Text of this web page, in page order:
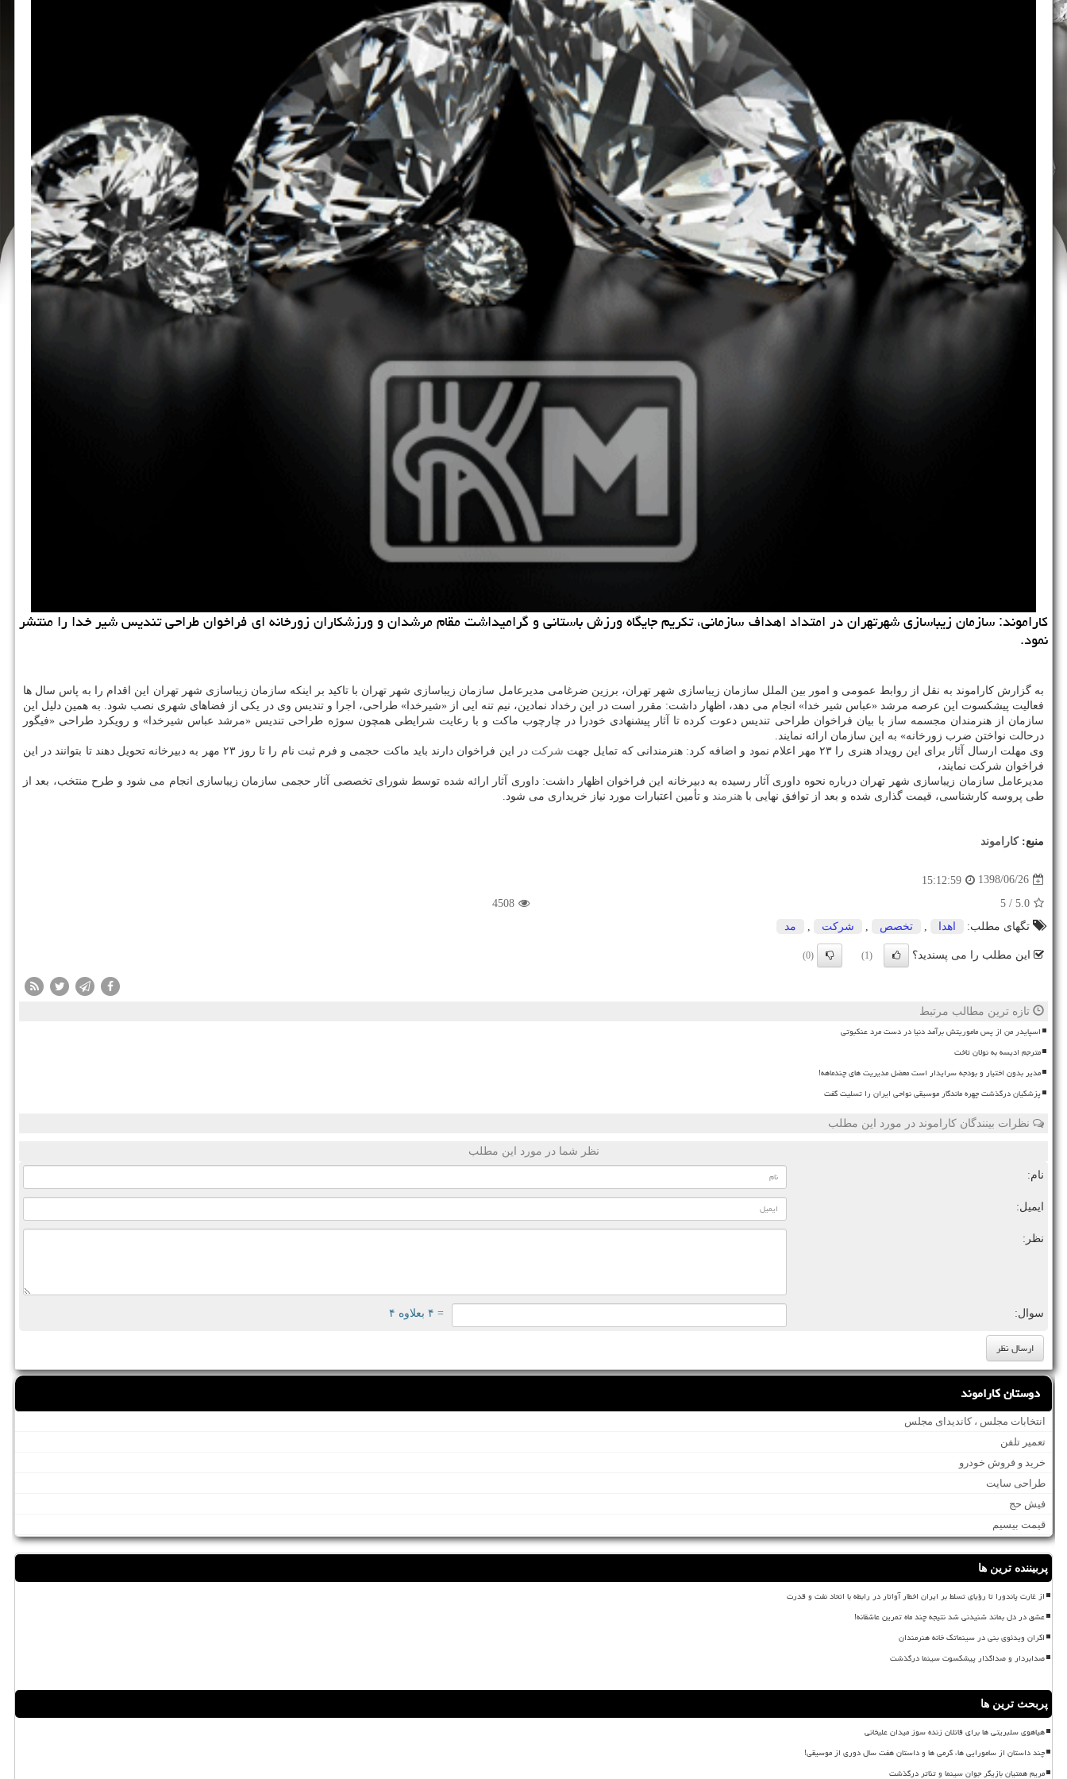
كاراموند: سازمان زیباسازی شهرتهران در امتداد اهداف سازمانی، تكریم جایگاه ورزش باستانی و گرامیداشت مقام مرشدان و ورزشكاران زورخانه ای فراخوان طراحی تندیس شیر خدا را منتشر
نمود.
به گزارش كاراموند به نقل از روابط عمومی و امور بین الملل سازمان زیباسازی شهر تهران، برزین ضرغامی مدیرعامل سازمان زیباسازی شهر تهران با تاكید بر اینكه سازمان زیباسازی شهر تهران این اقدام را به پاس سال ها
فعالیت پیشكسوت این عرصه مرشد «عباس شیر خدا» انجام می دهد، اظهار داشت: مقرر است در این رخداد نمادین، نیم تنه ایی از «شیرخدا» طراحی، اجرا و تندیس وی در یكی از فضاهای شهری نصب شود. به همین دلیل این
سازمان از هنرمندان مجسمه ساز با بیان فراخوان طراحی تندیس دعوت كرده تا آثار پیشنهادی خودرا در چارچوب ماكت و با رعایت شرایطی همچون سوژه طراحی تندیس «مرشد عباس شیرخدا» و رویكرد طراحی «فیگور
درحالت نواختن ضرب زورخانه» به این سازمان ارائه نمایند.
وی مهلت ارسال آثار برای این رویداد هنری را ۲۳ مهر اعلام نمود و اضافه كرد: هنرمندانی كه تمایل جهت
شركت
در این فراخوان دارند باید ماكت حجمی و فرم ثبت نام را تا روز ۲۳ مهر به دبیرخانه تحویل دهند تا بتوانند در این
فراخوان شركت نمایند،
مدیرعامل سازمان زیباسازی شهر تهران درباره نحوه داوری آثار رسیده به دبیرخانه این فراخوان اظهار داشت: داوری آثار ارائه شده توسط شورای تخصصی آثار حجمی سازمان زیباسازی انجام می شود و طرح منتخب، بعد از
طی پروسه كارشناسی، قیمت گذاری شده و بعد از توافق نهایی با هنرمند و تأمین اعتبارات مورد نیاز خریداری می شود.
منبع:كاراموند
1398/06/26
15:12:59
5.0
/ 5
4508
تگهای مطلب:
اهدا تخصص شركت مد
این مطلب را می پسندید؟ (1)
(0)
تازه ترین مطالب مرتبط
اسپایدر من از پس ماموریتش برآمد دنیا در دست مرد عنکبوتی
مترجم ادیسه به نولان تاخت
مدیر بدون اختیار و بودجه سرایدار است معضل مدیریت های چندماهه!
پزشکیان درگذشت چهره ماندگار موسیقی نواحی ایران را تسلیت گفت
نظرات بینندگان کاراموند در مورد این مطلب
نظر شما در مورد این مطلب
نام:
ایمیل:
نظر:
سوال: = ۴ بعلاوه ۴
دوستان کاراموند
انتخابات مجلس ، کاندیدای مجلس
تعمیر تلفن
خرید و فروش خودرو
طراحی سایت
فیش حج
قیمت بیسیم
پربیننده ترین ها
از غارت پاندورا تا رؤیای تسلط بر ایران اخطار آواتار در رابطه با اتحاد نفت و قدرت
عشق در دل بماند شنیدنی شد نتیجه چند ماه تمرین عاشقانه!
اکران ویدئوی بنی در سینماتک خانه هنرمندان
صدابردار و صداگذار پیشکسوت سینما درگذشت
پربحث ترین ها
هیاهوی سلبریتی ها برای قاتلان زنده سوز میدان علیخانی
چند داستان از سامورایی ها، گرمی ها و داستان هفت سال دوری از موسیقی!
مریم همتیان بازیگر جوان سینما و تئاتر درگذشت